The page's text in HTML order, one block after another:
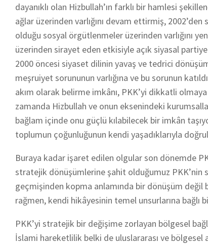
dayanıklı olan Hizbullah’ın farklı bir hamlesi
ağlar üzerinden varlığını devam ettirmiş,
olduğu sosyal örgütlenmeler üzerinden varlığını
üzerinden sirayet eden etkisiyle açık siyasal
2000 öncesi siyaset dilinin yavaş ve tedrici
meşruiyet sorununun varlığına ve bu sorunun
akım olarak belirme imkânı, PKK’yi dikkatli
zamanda Hizbullah ve onun eksenindeki
bağlam içinde onu güçlü kılabilecek bir imkân
toplumun çoğunluğunun kendi yaşadıklarıyla
Buraya kadar işaret edilen olgular son dönemde
stratejik dönüşümlerine şahit olduğumuz
geçmişinden kopma anlamında bir dönüşüm
rağmen, kendi hikâyesinin temel unsurlarına bağlı
PKK’yi stratejik bir değişime zorlayan bölgesel
İslami hareketlilik belki de uluslararası ve